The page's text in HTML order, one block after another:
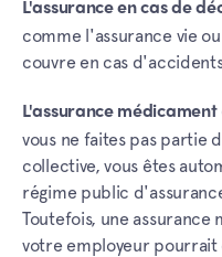
L'assurance en cas de
comme l'assurance vie
couvre en cas
L'assurance médicament
vous ne faites pas partie
collective, vous êtes
régime public
Toutefois, une
votre employeur pourrait